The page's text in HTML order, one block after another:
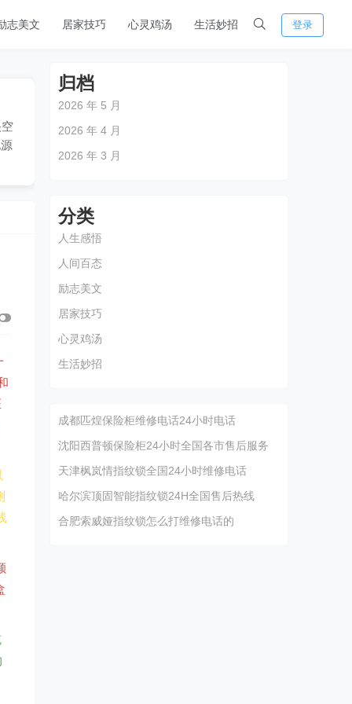
志美文 居家技巧 心灵鸡汤 生活妙招 登录
归档
2026 年 5 月
2026 年 4 月
2026 年 3 月
分类
人生感悟
人间百态
励志美文
居家技巧
心灵鸡汤
生活妙招
成都匹煌保险柜维修电话24小时电话
沈阳西普顿保险柜24小时全国各市售后服务
天津枫岚情指纹锁全国24小时维修电话
哈尔滨顶固智能指纹锁24H全国售后热线
合肥索威娅指纹锁怎么打维修电话的